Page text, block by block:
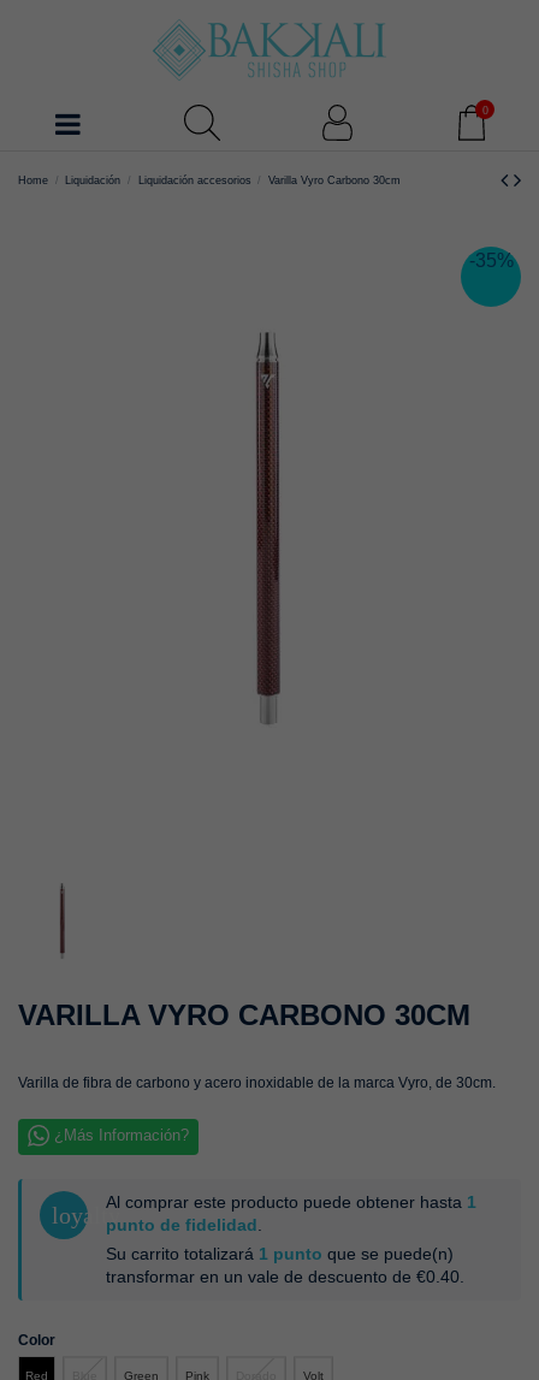
0
Home Liquidación Liquidación accesorios Varilla Vyro Carbono 30cm
-35%
VARILLA VYRO CARBONO 30CM
Varilla de fibra de carbono y acero inoxidable de la marca Vyro, de 30cm.
¿Más Información?
loyaltyAl comprar este producto puede obtener hasta 1
punto de fidelidad
Su carrito totalizará 1 punto que se puede(n)
transformar en un vale de descuento de €0.40
Color
Red Green Pink Volt